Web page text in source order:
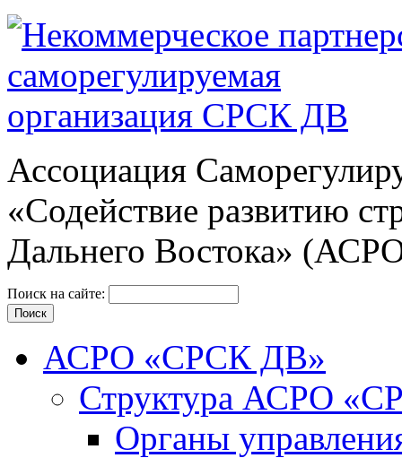
Ассоциация
«Содействие развитию
Дальнего Востока»
Поиск на сайте:
АСРО «СРСК ДВ»
Структура АСРО
Органы